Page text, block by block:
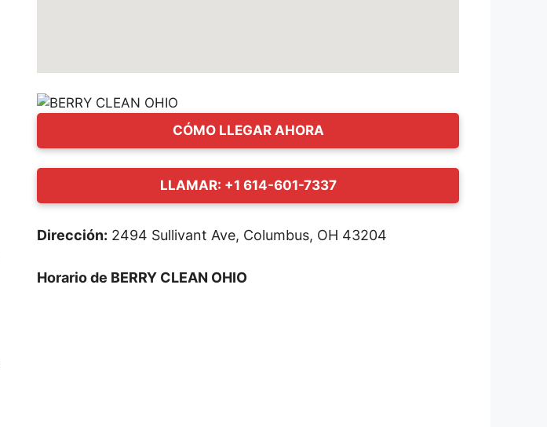
CÓMO LLEGAR AHORA
LLAMAR: +1 614-601-7337
Dirección: 2494 Sullivant Ave, Columbus, OH 43204
Horario de BERRY CLEAN OHIO